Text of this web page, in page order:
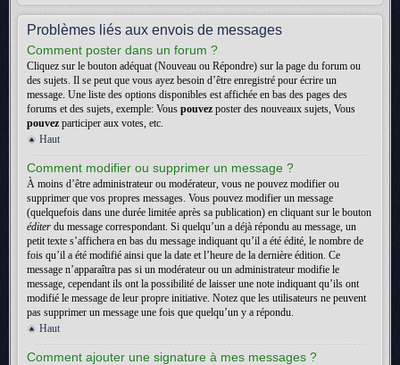
Problèmes liés aux envois de messages
Comment poster dans un forum ?
Cliquez sur le bouton adéquat (Nouveau ou Répondre) sur la page du forum ou
des sujets. Il se peut que vous ayez besoin d’être enregistré pour écrire un
message. Une liste des options disponibles est affichée en bas des pages des
forums et des sujets, exemple: Vous pouvez poster des nouveaux sujets, Vous
pouvez participer aux votes, etc.
Haut
Comment modifier ou supprimer un message ?
À moins d’être administrateur ou modérateur, vous ne pouvez modifier ou
supprimer que vos propres messages. Vous pouvez modifier un message
(quelquefois dans une durée limitée après sa publication) en cliquant sur le bouton
éditer du message correspondant. Si quelqu’un a déjà répondu au message, un
petit texte s’affichera en bas du message indiquant qu’il a été édité, le nombre de
fois qu’il a été modifié ainsi que la date et l’heure de la dernière édition. Ce
message n’apparaîtra pas si un modérateur ou un administrateur modifie le
message, cependant ils ont la possibilité de laisser une note indiquant qu’ils ont
modifié le message de leur propre initiative. Notez que les utilisateurs ne peuvent
pas supprimer un message une fois que quelqu’un y a répondu.
Haut
Comment ajouter une signature à mes messages ?